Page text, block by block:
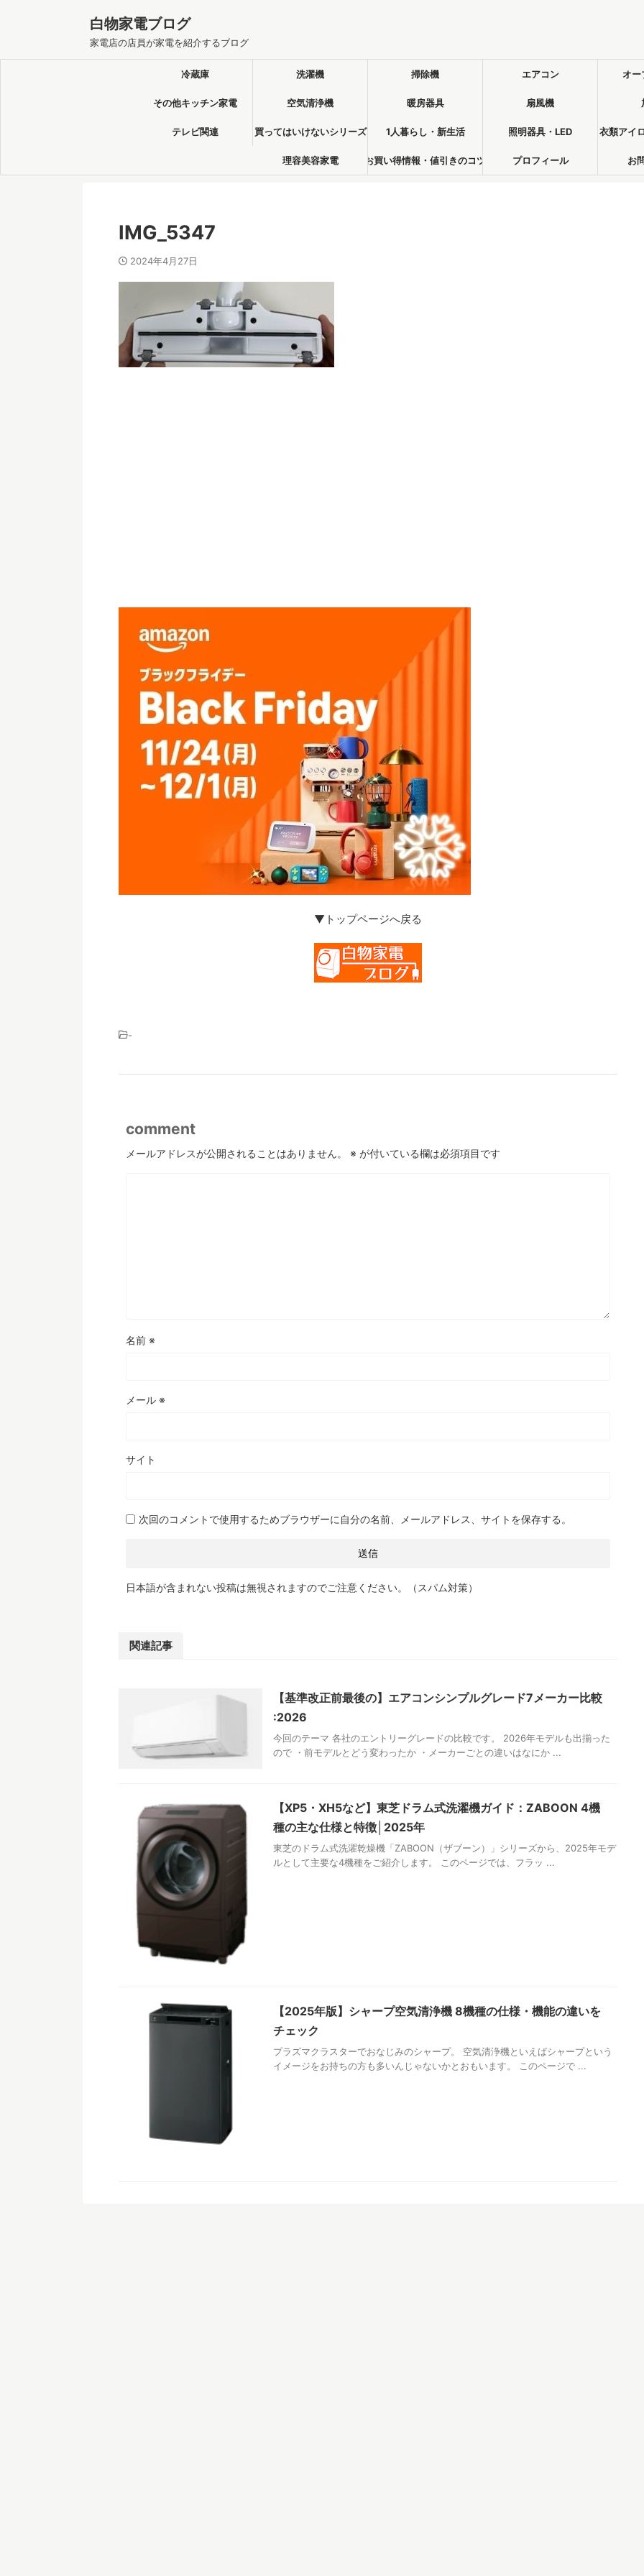
白物家電ブログ
家電店の店員が家電を紹介するブログ
冷蔵庫 洗濯機 掃除機 エアコン オー
その他キッチン家電 空気清浄機 暖房器具 扇風機
テレビ関連 買ってはいけないシリーズ 1人暮らし・新生活 照明器具・LED 衣類アイ
理容美容家電 お買い得情報・値引きのコツ プロフィール お
IMG_5347
2024年4月27日
▼トップページへ戻る
-
comment
メールアドレスが公開されることはありません。 ※ が付いている欄は必須項目です
名前 ※
メール ※
サイト
次回のコメントで使用するためブラウザーに自分の名前、メールアドレス、サイトを保存する。
日本語が含まれない投稿は無視されますのでご注意ください。（スパム対策）
関連記事
【基準改正前最後の】エアコンシンプルグレード7メーカー比較
:2026
今回のテーマ 各社のエントリーグレードの比較です。 2026年モデルも出揃った
ので ・前モデルとどう変わったか ・メーカーごとの違いはなにか ...
【XP5・XH5など】東芝ドラム式洗濯機ガイド：ZABOON 4機
種の主な仕様と特徴│2025年
東芝のドラム式洗濯乾燥機「ZABOON（ザブーン）」シリーズから、2025年モデ
ルとして主要な4機種をご紹介します。 このページでは、フラッ ...
【2025年版】シャープ空気清浄機 8機種の仕様・機能の違いを
チェック
プラズマクラスターでおなじみのシャープ。 空気清浄機といえばシャープという
イメージをお持ちの方も多いんじゃないかとおもいます。 このページで ...